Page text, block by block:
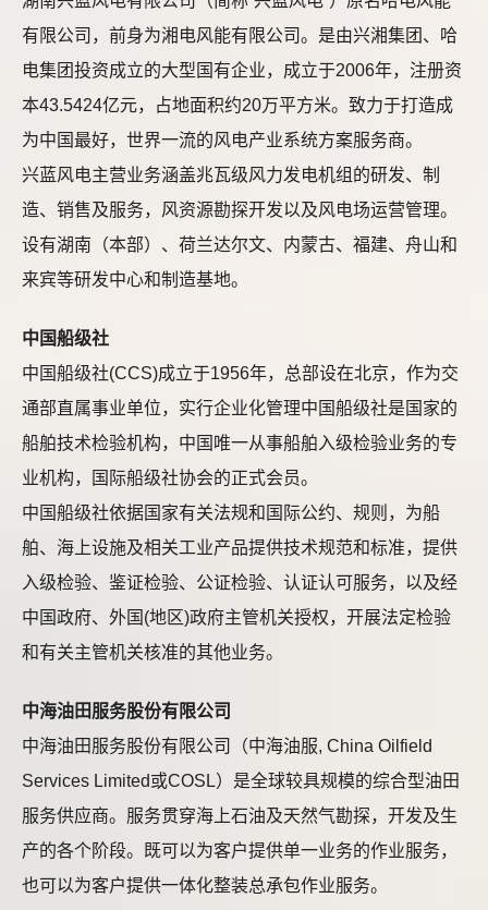
有限公司，前身为湘电风能有限公司。是由兴湘集团、哈
电集团投资成立的大型国有企业，成立于2006年，注册资
本43.5424亿元，占地面积约20万平方米。致力于打造成
为中国最好，世界一流的风电产业系统方案服务商。
兴蓝风电主营业务涵盖兆瓦级风力发电机组的研发、制
造、销售及服务，风资源勘探开发以及风电场运营管理。
设有湖南（本部）、荷兰达尔文、内蒙古、福建、舟山和
来宾等研发中心和制造基地。
中国船级社
中国船级社(CCS)成立于1956年，总部设在北京，作为交
通部直属事业单位，实行企业化管理中国船级社是国家的
船舶技术检验机构，中国唯一从事船舶入级检验业务的专
业机构，国际船级社协会的正式会员。
中国船级社依据国家有关法规和国际公约、规则，为船
舶、海上设施及相关工业产品提供技术规范和标准，提供
入级检验、鉴证检验、公证检验、认证认可服务，以及经
中国政府、外国(地区)政府主管机关授权，开展法定检验
和有关主管机关核准的其他业务。
中海油田服务股份有限公司
中海油田服务股份有限公司（中海油服, China Oilfield
Services Limited或COSL）是全球较具规模的综合型油田
服务供应商。服务贯穿海上石油及天然气勘探，开发及生
产的各个阶段。既可以为客户提供单一业务的作业服务，
也可以为客户提供一体化整装总承包作业服务。